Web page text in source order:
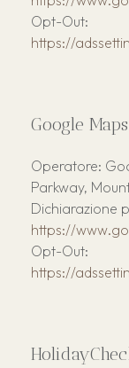
Opt-Out:
https://
Google Maps
Operatore:
Parkway,
Dichiarazione
https://
Opt-Out:
https://